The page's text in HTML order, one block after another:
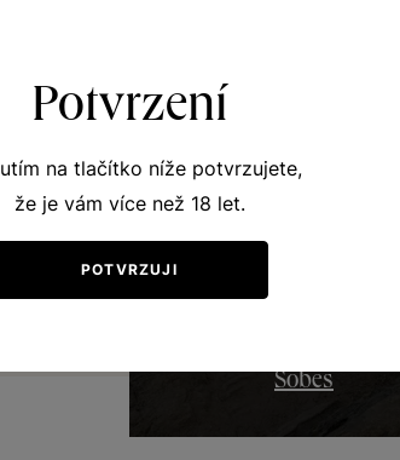
Šobes
Potvrzení
na tlačítko níže potvrzujete,
že je vám více než 18 let.
POTVRZUJI